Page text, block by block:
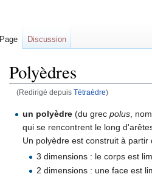
Polyèdres
(Redirigé depuis Tétraèdre)
un polyèdre (du grecpolus ,
qui se rencontrent le long
Un polyèdre est construit à
3 dimensions : le corps est
2 dimensions : une face est
Page Discussion